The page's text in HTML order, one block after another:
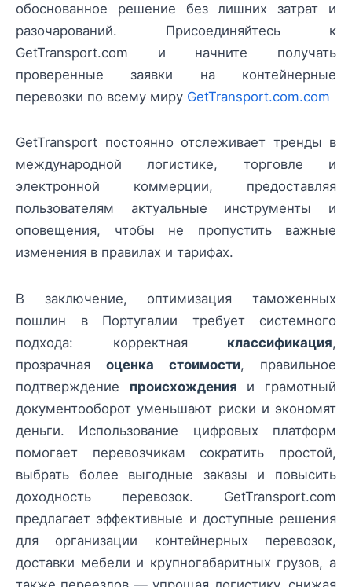
обоснованное решение без лишних затрат и
разочарований. Присоединяйтесь к
GetTransport.com и начните получать
проверенные заявки на контейнерные
перевозки по всему миру GetTransport.com.com
GetTransport постоянно отслеживает тренды в
международной логистике, торговле и
электронной коммерции, предоставляя
пользователям актуальные инструменты и
оповещения, чтобы не пропустить важные
изменения в правилах и тарифах.
В заключение, оптимизация таможенных
пошлин в Португалии требует системного
подхода: корректная классификация,
прозрачная оценка стоимости, правильное
подтверждение происхождения и грамотный
документооборот уменьшают риски и экономят
деньги. Использование цифровых платформ
помогает перевозчикам сократить простой,
выбрать более выгодные заказы и повысить
доходность перевозок. GetTransport.com
предлагает эффективные и доступные решения
для организации контейнерных перевозок,
доставки мебели и крупногабаритных грузов, а